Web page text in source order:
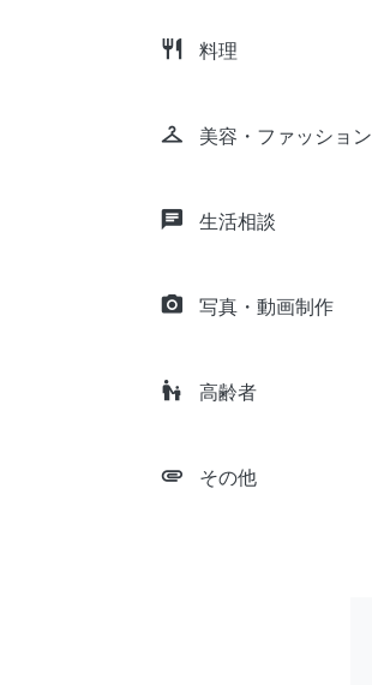
restaurant 料理
checkroom 美容・ファッション
chat 生活相談
camera_alt 写真・動画制作
escalator_warning 高齢者
attachment その他